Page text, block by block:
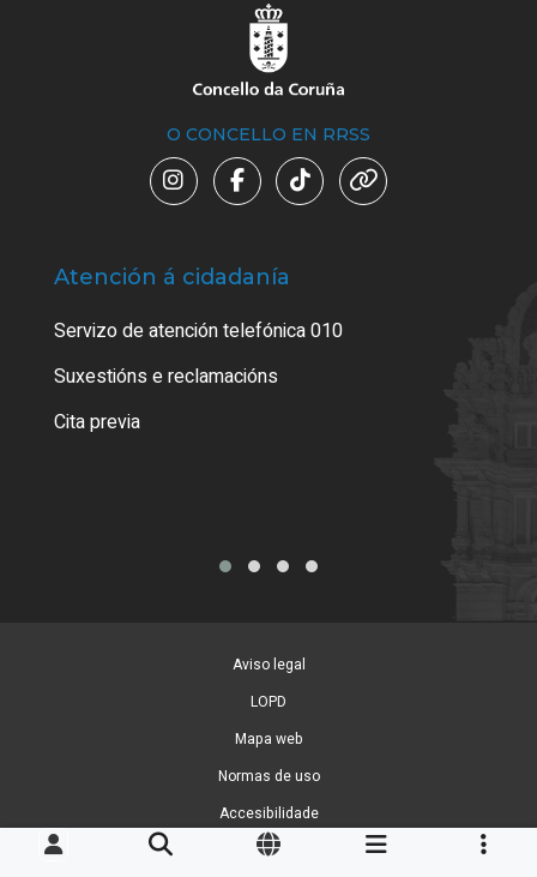
O CONCELLO EN RRSS
Atención á cidadanía
Servizo de atención telefónica 010
Suxestións e reclamacións
Cita previa
Aviso legal
LOPD
Mapa web
Normas de uso
Accesibilidade
Xestión de cookies